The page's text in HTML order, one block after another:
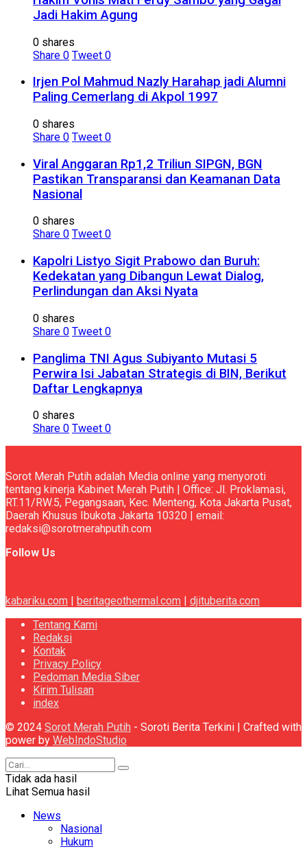
Jadi Hakim Agung
0 shares
Share 0 Tweet 0
Irjen Pol Mahmud Nazly Harahap jadi Alumni
Paling Cemerlang di Akpol 1997
0 shares
Share 0 Tweet 0
Viral Anggaran Rp1,2 Triliun SIPGN, BGN
Pastikan Transparansi dan Keamanan Data
Nasional
0 shares
Share 0 Tweet 0
Kapolri Listyo Sigit Prabowo dan Buruh:
Kedekatan yang Dibangun Lewat Dialog,
Perlindungan dan Aksi Nyata
0 shares
Share 0 Tweet 0
Panglima TNI Agus Subiyanto Mutasi 5
Perwira Isi Jabatan Strategis di BIN, Berikut
Daftar Lengkapnya
0 shares
Share 0 Tweet 0
Sorot Merah Putih adalah Media online yang menyoroti
tentang kinerja Kabinet Merah Putih | Office: Jl. Proklamasi,
RT.11/RW.5, Pegangsaan, Kec. Menteng, Kota Jakarta Pusat,
Daerah Khusus Ibukota Jakarta 10320 | email:
redaksi@sorotmerahputih.com
Follow Us
kabariku.com beritageothermal.com
djituberita.com
Tentang Kami
Redaksi
Kontak
Privacy Policy
Pedoman Media Siber
Kirim Tulisan
index
© 2024 Sorot Merah Putih - Soroti Berita Terkini | Crafted with
power by WebIndoStudio
Tidak ada hasil
Lihat Semua hasil
News
Nasional
Hukum